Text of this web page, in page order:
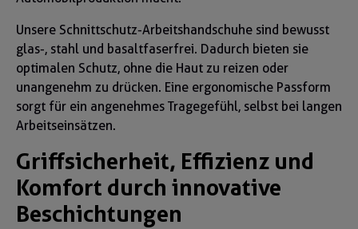
Unsere Schnittschutz-Arbeitshandschuhe sind bewusst
glas-, stahl und basaltfaserfrei. Dadurch bieten sie
optimalen Schutz, ohne die Haut zu reizen oder
unangenehm zu drücken. Eine ergonomische Passform
sorgt für ein angenehmes Tragegefühl, selbst bei langen
Arbeitseinsätzen.
Griffsicherheit, Effizienz und
Komfort durch innovative
Beschichtungen